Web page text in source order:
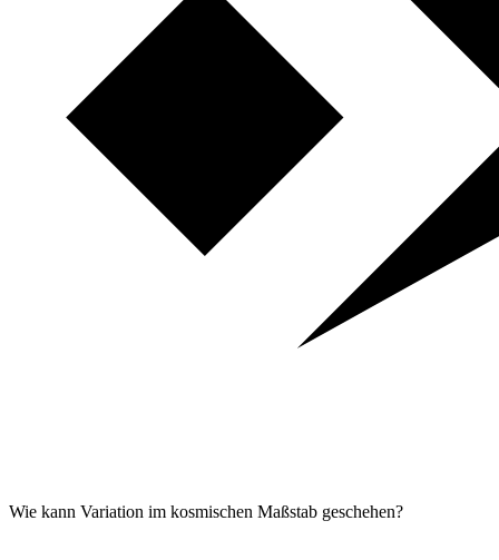
Wie kann Variation im kosmischen Maßstab geschehen?